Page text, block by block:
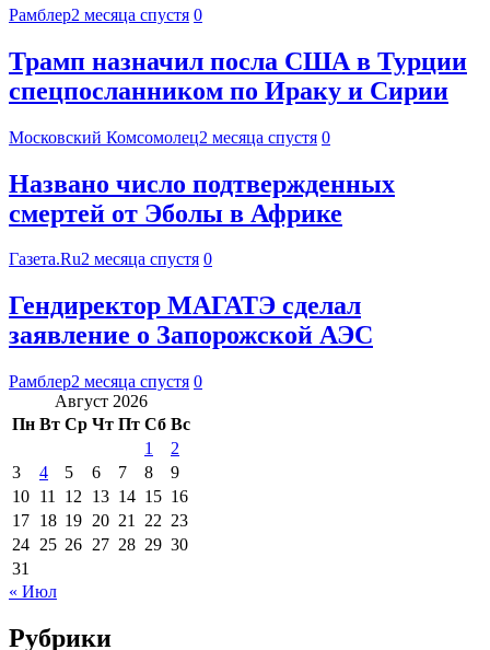
Рамблер2 месяца спустя 0
Трамп назначил посла США в Турции
спецпосланником по Ираку и Сирии
Московский Комсомолец2 месяца спустя 0
Названо число подтвержденных
смертей от Эболы в Африке
Газета.Ru2 месяца спустя 0
Гендиректор МАГАТЭ сделал
заявление о Запорожской АЭС
Рамблер2 месяца спустя 0
Август 2026
Пн Вт Ср Чт Пт Сб Вс
1
2
3
4 5 6 7 8
9
10 11 12 13 14 15 16
17 18 19 20 21 22 23
24 25 26 27 28 29 30
31
« Июл
Рубрики